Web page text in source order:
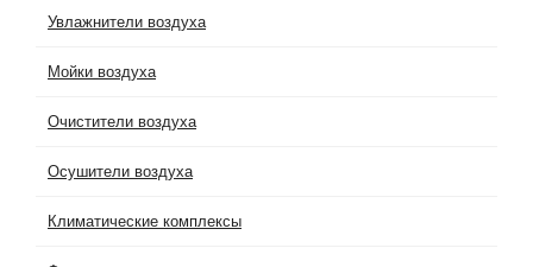
Увлажнители воздуха
Мойки воздуха
Очистители воздуха
Осушители воздуха
Климатические комплексы